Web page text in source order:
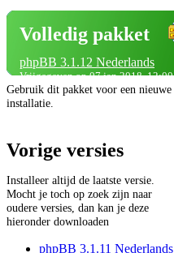
Volledig pakket
phpBB 3.1.12 Nederlands
Vrijgegeven op 07 jan 2018, 12:00
Gebruik dit pakket voor een nieuwe
installatie.
Vorige versies
Installeer altijd de laatste versie.
Mocht je toch op zoek zijn naar
oudere versies, dan kan je deze
hieronder downloaden
phpBB 3.1.11 Nederlands